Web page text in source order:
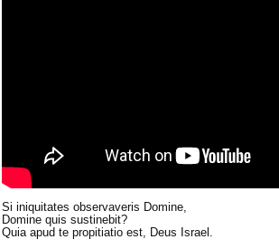
Si iniquitates observaveris Domine,
Domine quis sustinebit?
Quia apud te propitiatio est, Deus Israel.